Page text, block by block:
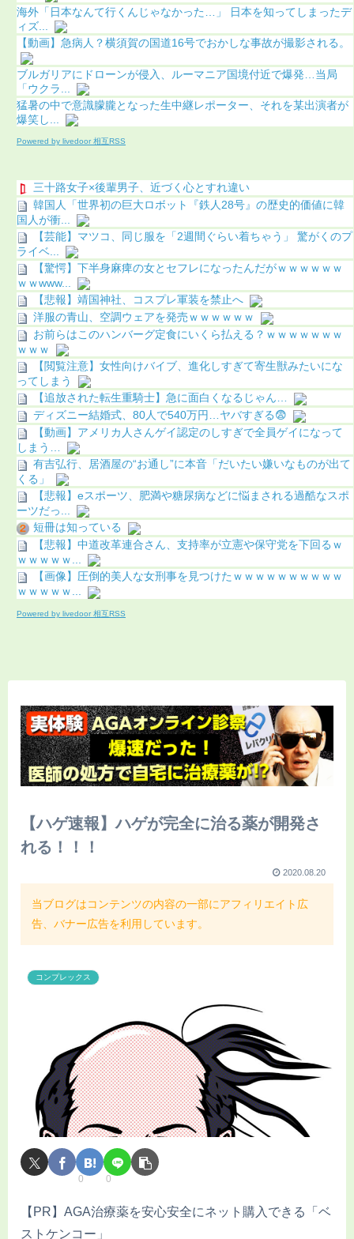
海外「日本なんて行くんじゃなかった…」 日本を知ってしまったデ
ィズ...
【動画】急病人？横須賀の国道16号でおかしな事故が撮影される。
ブルガリアにドローンが侵入、ルーマニア国境付近で爆発…当局
「ウクラ...
猛暑の中で意識朦朧となった生中継レポーター、それを某出演者が
爆笑し...
Powered by livedoor 相互RSS
三十路女子×後輩男子、近づく心とすれ違い
韓国人「世界初の巨大ロボット『鉄人28号』の歴史的価値に韓
国人が衝...
【芸能】マツコ、同じ服を「2週間ぐらい着ちゃう」 驚がくのプ
ライベ...
【驚愕】下半身麻痺の女とセフレになったんだがｗｗｗｗｗｗ
ｗｗwww...
【悲報】靖国神社、コスプレ軍装を禁止へ
洋服の青山、空調ウェアを発売ｗｗｗｗｗｗ
お前らはこのハンバーグ定食にいくら払える？ｗｗｗｗｗｗｗ
ｗｗｗ
【閲覧注意】女性向けバイブ、進化しすぎて寄生獣みたいにな
ってしまう
【追放された転生重騎士】急に面白くなるじゃん…
ディズニー結婚式、80人で540万円…ヤバすぎる😨
【動画】アメリカ人さんゲイ認定のしすぎで全員ゲイになって
しまう…
有吉弘行、居酒屋の“お通し”に本音「だいたい嫌いなものが出て
くる」
【悲報】eスポーツ、肥満や糖尿病などに悩まされる過酷なスポ
ーツだっ...
短冊は知っている
【悲報】中道改革連合さん、支持率が立憲や保守党を下回るｗ
ｗｗｗｗｗ...
【画像】圧倒的美人な女刑事を見つけたｗｗｗｗｗｗｗｗｗｗ
ｗｗｗｗｗ...
Powered by livedoor 相互RSS
【ハゲ速報】ハゲが完全に治る薬が開発さ
れる！！！
2020.08.20
当ブログはコンテンツの内容の一部にアフィリエイト広
告、バナー広告を利用しています。
コンプレックス
0 0
【PR】AGA治療薬を安心安全にネット購入できる「ベ
ストケンコー」